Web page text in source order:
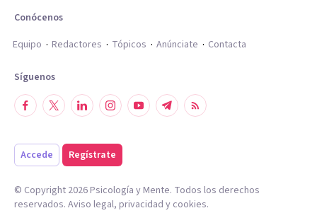
Conócenos
Equipo
Redactores Tópicos Anúnciate Contacta
Síguenos
Accede Regístrate
© Copyright 2026Psicología y Mente. Todos los derechos
reservados. Aviso legal, privacidad y cookies.